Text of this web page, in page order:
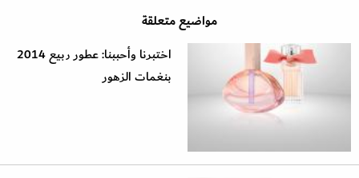
مواضيع متعلقة
اختبرنا وأحببنا: عطور ربيع 2014
بنغمات الزهور